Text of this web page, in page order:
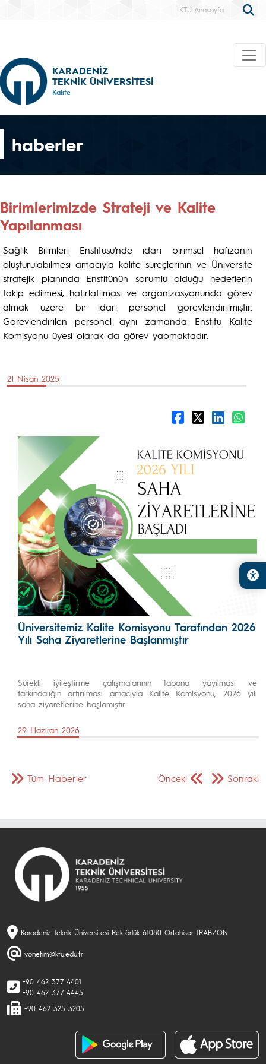
KTÜ Anasayfa
KARADENİZ
TEKNİK ÜNİVERSİTESİ
Kalite
haberler
Birimlerimizde Strateji ve Kalite
Yapılanması
Sağlık Bilimleri Enstitüsü’nde idari birimsel hafızanın
oluşturulabilmesi amacıyla kalite süreçlerinin ve Üniversite
stratejik planında Enstitünün sorumlu olduğu hedeflerin
takip edilmesi, hatırlatılması ve organizasyonunda görev
almak üzere bir idari personel görevlendirilmiştir.
Görevlendirilen personel aynı zamanda Enstitü Kalite
Komisyonu üyesi olarak da görev yapmaktadır.
21 Nisan 2025
Üniversitemiz Kalite Komisyonu Tarafından 2026
Yılı Saha Ziyaretlerine Başlanmıştır
Sürekli iyileştirme çalışmalarının tabana yayılması ve
farkındalığın artırılması amacıyla Kalite Komisyonu, 2026 yılı
saha ziyaretlerine başlamıştır
29 Haziran 2026
Önceki Sonraki
Tüm Haberler
Karadeniz Teknik Üniversitesi Rektörlük 61080 Ortahisar TRABZON
yonetim@ktu.edu.tr
+90 462 377 4401
+90 462 377 4445
+90 462 325 3205